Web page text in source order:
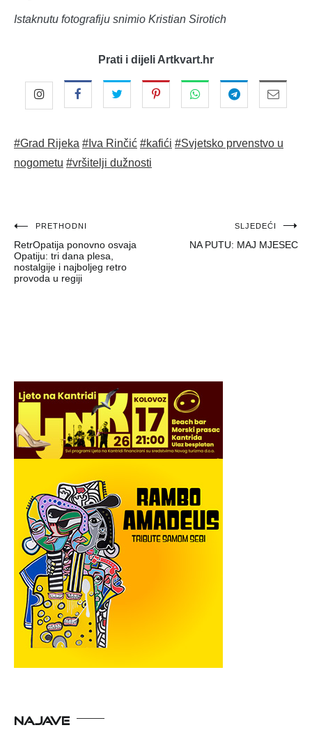
Istaknutu fotografiju snimio Kristian Sirotich
Prati i dijeli Artkvart.hr
#Grad Rijeka #Iva Rinčić #kafići #Svjetsko prvenstvo u
nogometu #vršitelji dužnosti
Navigacija
objava
PRETHODNI
RetrOpatija ponovno osvaja
Opatiju: tri dana plesa,
nostalgije i najboljeg retro
provoda u regiji
SLJEDEĆI
NA PUTU: MAJ MJESEC
NAJAVE